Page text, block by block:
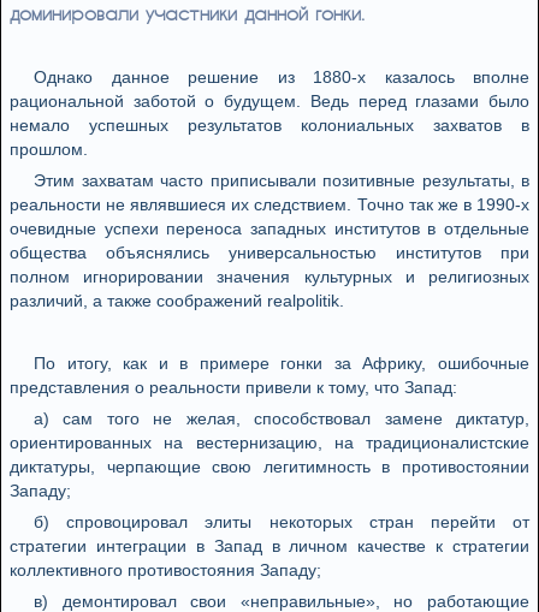
доминировали участники данной гонки.
Однако данное решение из 1880-х казалось вполне
рациональной заботой о будущем. Ведь перед глазами было
немало успешных результатов колониальных захватов в
прошлом.
Этим захватам часто приписывали позитивные результаты, в
реальности не являвшиеся их следствием. Точно так же в 1990-х
очевидные успехи переноса западных институтов в отдельные
общества объяснялись универсальностью институтов при
полном игнорировании значения культурных и религиозных
различий, а также соображений realpolitik.
По итогу, как и в примере гонки за Африку, ошибочные
представления о реальности привели к тому, что Запад:
а) сам того не желая, способствовал замене диктатур,
ориентированных на вестернизацию, на традиционалистские
диктатуры, черпающие свою легитимность в противостоянии
Западу;
б) спровоцировал элиты некоторых стран перейти от
стратегии интеграции в Запад в личном качестве к стратегии
коллективного противостояния Западу;
в) демонтировал свои «неправильные», но работающие